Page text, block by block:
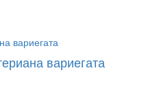
вариегата